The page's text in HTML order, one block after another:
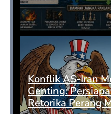
Konflik AS-Iran
Genting:
Retorika Perang